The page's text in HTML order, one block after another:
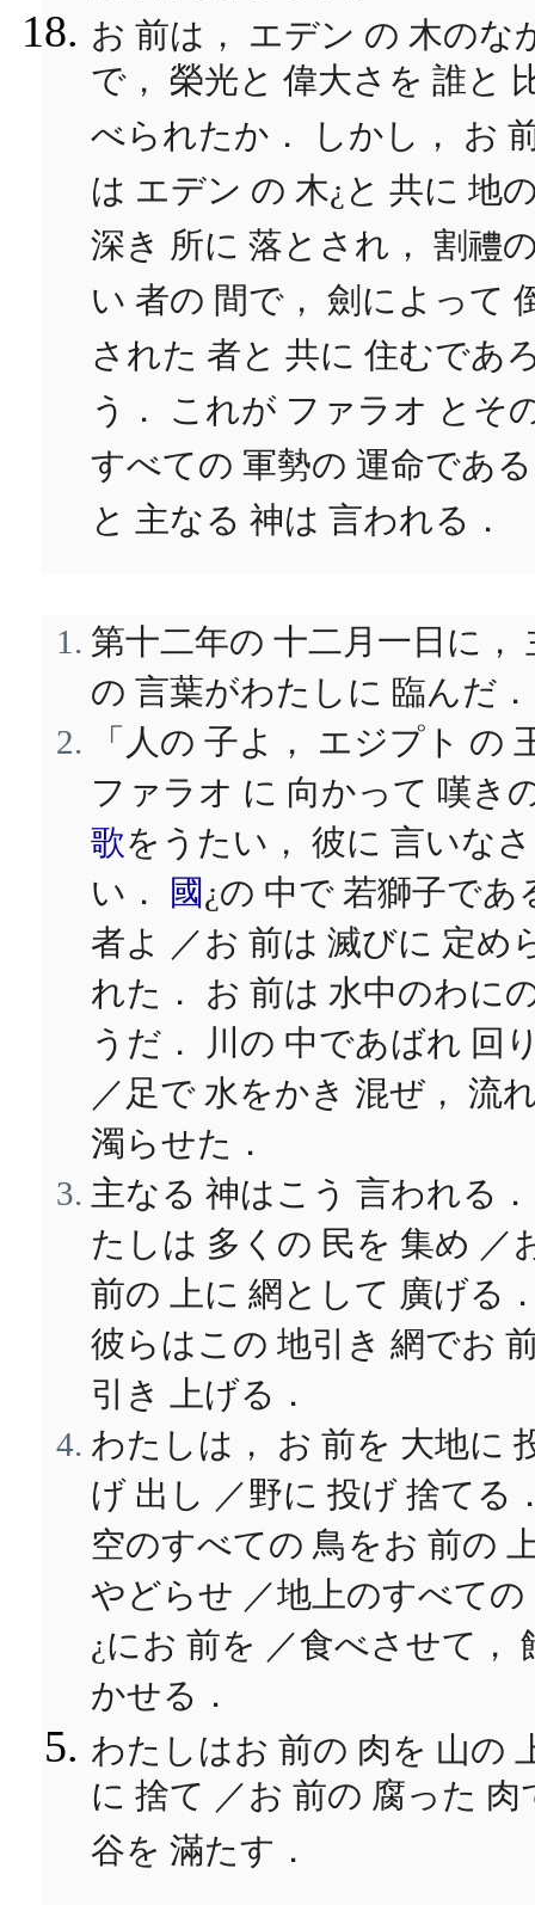
お 前は， エデン の 木のな
で， 榮光と 偉大さを 誰と
べられたか． しかし， お
は エデン の 木¿と 共に 地
深き 所に 落とされ， 割禮
い 者の 間で， 劍によって
された 者と 共に 住むであ
う． これが ファラオ とそ
すべての 軍勢の 運命であ
と 主なる 神は 言われる．
第十二年の 十二月一日に，
の 言葉がわたしに 臨んだ．
「人の 子よ， エジプト の
ファラオ に 向かって 嘆き
歌をうたい， 彼に 言いなさ
い．
國¿の 中で 若獅子であ
者よ ／お 前は 滅びに 定め
れた． お 前は 水中のわに
うだ． 川の 中であばれ 回
／足で 水をかき 混ぜ， 流
濁らせた．
主なる 神はこう 言われる
たしは 多くの 民を 集め ／
前の 上に 網として 廣げる
彼らはこの 地引き 網でお
引き 上げる．
わたしは， お 前を 大地に
げ 出し ／野に 投げ 捨てる
空のすべての 鳥をお 前の
やどらせ ／地上のすべての
¿にお 前を ／食べさせて，
かせる．
わたしはお 前の 肉を 山の
に 捨て ／お 前の 腐った 肉
谷を 滿たす．